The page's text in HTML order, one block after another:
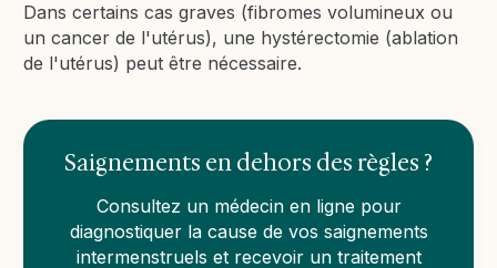
Dans certains cas graves (fibromes volumineux ou
un cancer de l'utérus), une hystérectomie (ablation
de l'utérus) peut être nécessaire.
Saignements en dehors des règles ?
Consultez un médecin en ligne pour
diagnostiquer la cause de vos saignements
intermenstruels et recevoir un traitement